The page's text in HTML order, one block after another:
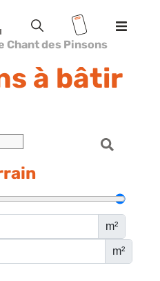
Chant des Pinsons
à bâtir
m²
m²